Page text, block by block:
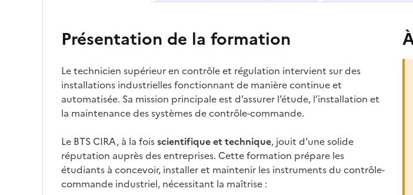
Présentation de la formation
Le technicien supérieur en contrôle et régulation intervient sur des
installations industrielles fonctionnant de manière continue et
automatisée. Sa mission principale est d’assurer l’étude, l’installation et
la maintenance des systèmes de contrôle-commande.
Le BTS CIRA, à la foisscientifique et technique, jouit d’une solide
réputation auprès des entreprises. Cette formation prépare les
étudiants à concevoir, installer et maintenir les instruments du contrôle-
commande industriel, nécessitant la maîtrise :